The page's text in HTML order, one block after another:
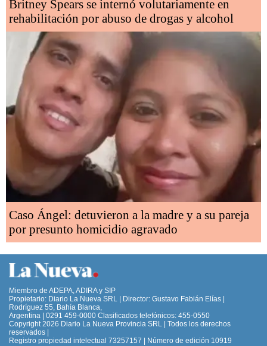
Britney Spears se internó volutariamente en
rehabilitación por abuso de drogas y alcohol
Caso Ángel: detuvieron a la madre y a su pareja
por presunto homicidio agravado
Miembro de ADEPA, ADIRA y SIP
Propietario: Diario La Nueva SRL | Director: Gustavo Fabián Elías |
Rodríguez 55, Bahía Blanca,
Argentina | 0291 459-0000 Clasificados telefónicos: 455-0550
Copyright 2026 Diario La Nueva Provincia SRL | Todos los derechos
reservados |
Registro propiedad intelectual 73257157 | Número de edición 10919